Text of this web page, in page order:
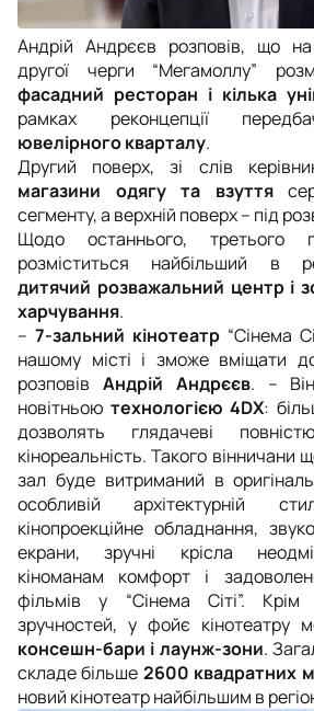
Андрій Андрєєв розповів, що
другої черги “Мегамоллу”
фасадний ресторан і кілька
рамках реконцепції
ювелірного кварталу.
Другий поверх, зі слів
магазини одягу та взуття
сегменту, а верхній поверх – під
Щодо останнього, третього
розміститься найбільший в
дитячий розважальний центр і
харчування.
– 7-зальний кінотеатр “Сінема
нашому місті і зможе вміщати
розповів Андрій Андрєєв. –
новітньоютехнологією 4DX:
дозволять глядачеві
кінореальність. Такого
зал буде витриманий в
особливій архітектурній
кінопроекційне обладнання,
екрани, зручні крісла
кіноманам комфорт і
фільмів у “Сінема Сіті”. Крім
зручностей, у фойє кінотеатру
консешн-бари і лаунж-зони.
складе більше 2600 квадратних
новий кінотеатр найбільшим в